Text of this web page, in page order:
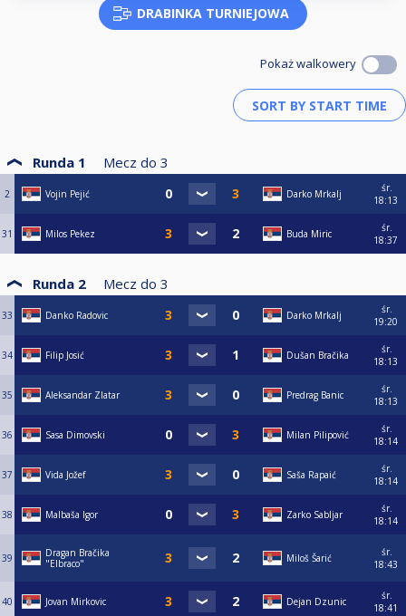
DRABINKA TURNIEJOWA
Pokaż walkowery
Runda 1 Mecz do 3
2 Vojin Pejić Darko Mrkalj
śr.
18:13
31 Milos Pekez Buda Miric
śr.
18:37
Runda 2 Mecz do 3
33 Danko Radovic Darko Mrkalj
śr.
19:20
34 Filip Josić Dušan Bračika
śr.
18:13
35 Aleksandar Zlatar Predrag Banic
śr.
18:13
36 Sasa Dimovski Milan Pilipović
śr.
18:14
37 Vida Jožef Saša Rapaić
śr.
18:14
38 Malbaša Igor Zarko Sabljar
śr.
18:14
39
Dragan Bračika
"Elbraco"
Miloš Šarić
śr.
18:43
40 Jovan Mirkovic Dejan Dzunic
śr.
18:41